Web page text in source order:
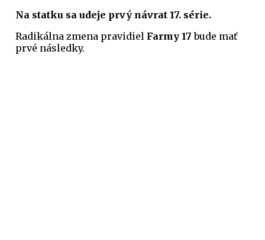
Na statku sa udeje prvý návrat 17. série.
Radikálna zmena pravidiel Farmy 17 bude mať
prvé následky.